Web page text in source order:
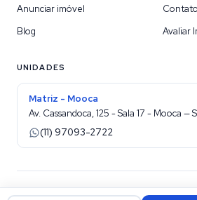
Anunciar imóvel
Contato
Blog
Avaliar
UNIDADES
Matriz - Mooca
Av. Cassandoca, 125 - Sala 17 - Mooca —
(11) 97093-2722
©2026Etic Imóveis sua Imobiliária na Mooca.